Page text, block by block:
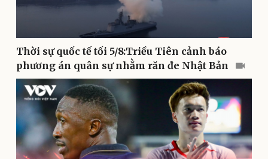
Văn hóa
Giải trí
Thời sự quốc tế tối 5/8:Triều Tiên cảnh báo
phương án quân sự nhằm răn đe Nhật Bản